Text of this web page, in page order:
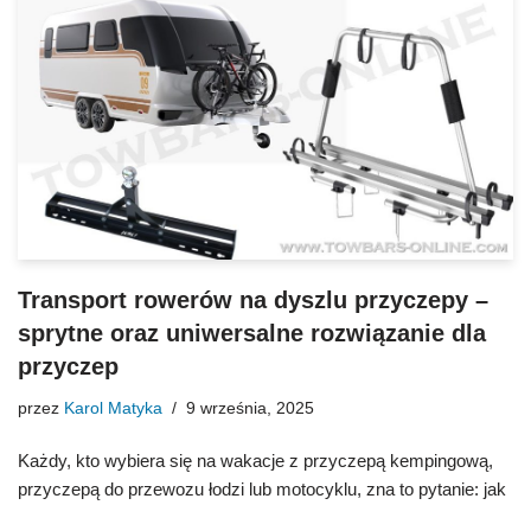
Transport rowerów na dyszlu przyczepy –
sprytne oraz uniwersalne rozwiązanie dla
przyczep
przez Karol Matyka 9 września, 2025
Każdy, kto wybiera się na wakacje z przyczepą kempingową,
przyczepą do przewozu łodzi lub motocyklu, zna to pytanie: jak